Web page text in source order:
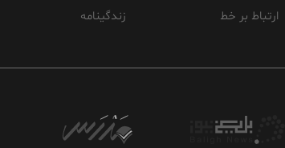
ارتباط بر خط
زندگینامه